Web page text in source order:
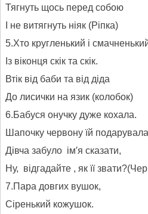
Тягнуть щось перед собою
І не витягнуть ніяк (Ріпка)
5.Хто кругленький і
Із віконця скік та скік.
Втік від баби та від діда
До лисички на язик (колобок)
6.Бабуся онучку дуже кохала.
Шапочку червону їй
Дівча забуло ім′я сказати,
Ну, відгадайте , як її
7.Пара довгих вушок,
Сіренький кожушок.